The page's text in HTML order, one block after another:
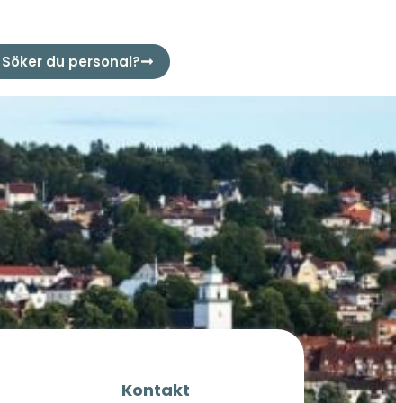
Söker du personal?
Kontakt